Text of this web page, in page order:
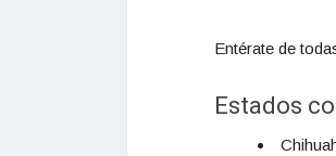
Entérate de
Estados